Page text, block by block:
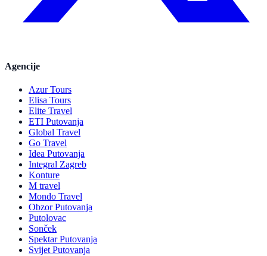
Agencije
Azur Tours
Elisa Tours
Elite Travel
ETI Putovanja
Global Travel
Go Travel
Idea Putovanja
Integral Zagreb
Konture
M travel
Mondo Travel
Obzor Putovanja
Putolovac
Sonček
Spektar Putovanja
Svijet Putovanja